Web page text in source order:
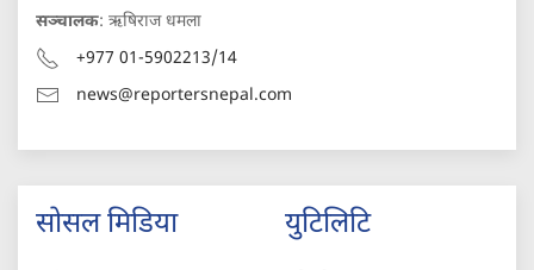
सञ्चालक: ऋषिराज धमला
+977 01-5902213/14
news@reportersnepal.com
सोसल मिडिया युटिलिटि